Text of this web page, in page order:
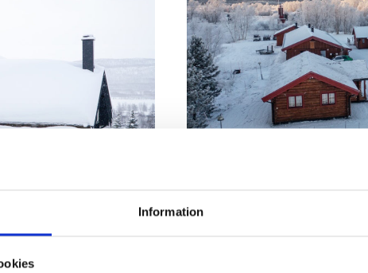
Information
I
HOTELL &
HEMAVAN
För dig som vill ha det extra